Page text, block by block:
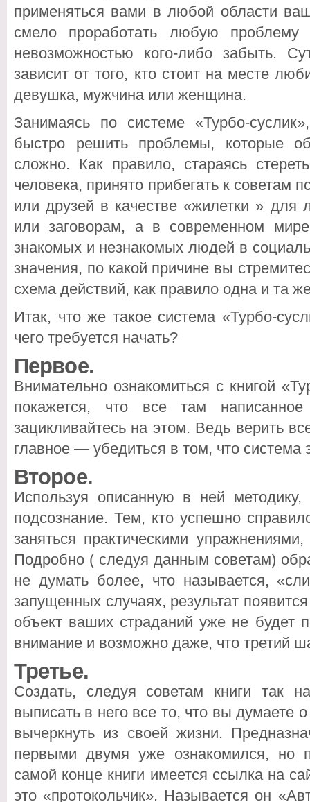
применяться вами в любой области
смело проработать любую
невозможностью кого-либо забыть.
зависит от того, кто стоит на месте
девушка, мужчина или женщина.
Занимаясь по системе «Турбо-
быстро решить проблемы, которые
сложно. Как правило, стараясь
человека, принято прибегать к советам
или друзей в качестве «жилетки » для
или заговорам, а в современном
знакомых и незнакомых людей в
значения, по какой причине вы
схема действий, как правило одна и та
Итак, что же такое система «Турбо-
чего требуется начать?
Первое.
Внимательно ознакомиться с книгой
покажется, что все там
зацикливайтесь на этом. Ведь верить
главное — убедиться в том, что система
Второе.
Используя описанную в ней методику,
подсознание. Тем, кто успешно
заняться практическими
Подробно ( следуя данным советам)
не думать более, что называется,
запущенных случаях, результат
объект ваших страданий уже не будет
внимание и возможно даже, что третий
Третье.
Создать, следуя советам книги так
выписать в него все то, что вы думаете
вычеркнуть из своей жизни.
первыми двумя уже ознакомился,
самой конце книги имеется ссылка на
это «протокольчик». Называется он